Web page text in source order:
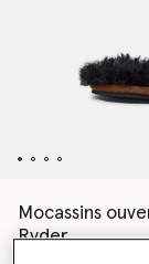
Mocassins
Ryder